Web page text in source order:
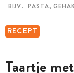
RECEPT
Taartje
MIJN BEWAARDE